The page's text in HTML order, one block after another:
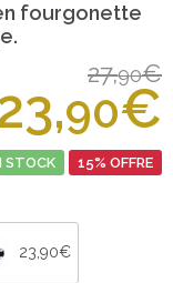
fourgonette
27,90€
90€
STOCK 15% OFFRE
23,90€